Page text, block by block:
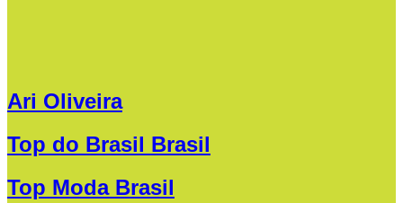
Ari Oliveira
Top do Brasil Brasil
Top Moda Brasil